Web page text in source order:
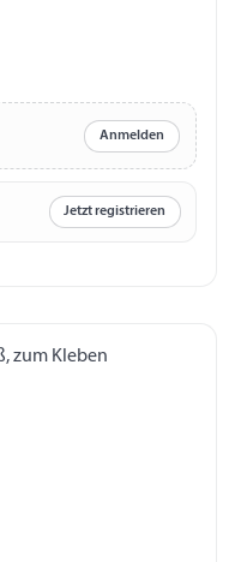
Anmelden
Jetzt registrieren